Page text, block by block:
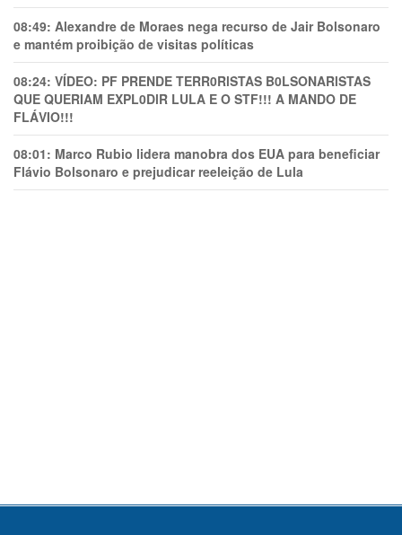
08:49: Alexandre de Moraes nega recurso de Jair Bolsonaro
e mantém proibição de visitas políticas
08:24: VÍDEO: PF PRENDE TERR0RlSTAS B0LSONARlSTAS
QUE QUERIAM EXPL0DlR LULA E O STF!!! A MANDO DE
FLÁVIO!!!
08:01: Marco Rubio lidera manobra dos EUA para beneficiar
Flávio Bolsonaro e prejudicar reeleição de Lula